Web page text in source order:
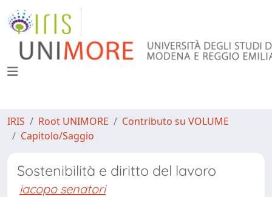
IRIS Root UNIMORE
Contributo su VOLUME
Capitolo/Saggio
Sostenibilità e diritto del lavoro
iacopo senatori